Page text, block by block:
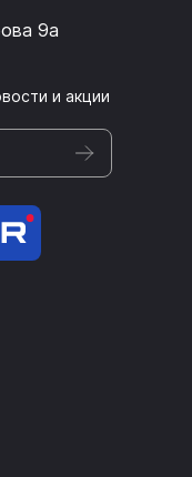
9а
и акции